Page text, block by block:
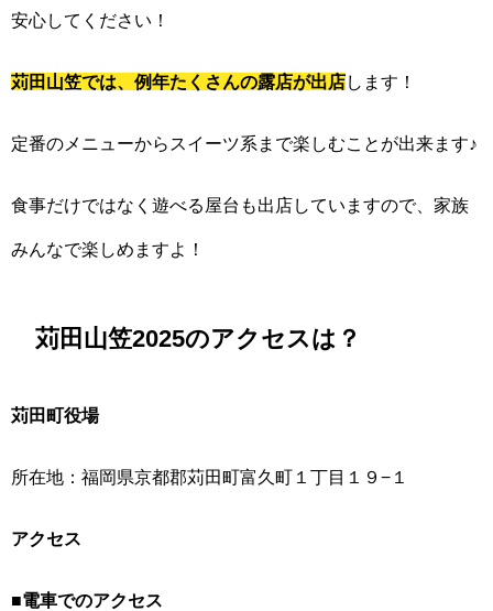
安心してください！
苅田山笠では、例年たくさんの露店が出店します！
定番のメニューからスイーツ系まで楽しむことが出来ます♪
食事だけではなく遊べる屋台も出店していますので、家族
みんなで楽しめますよ！
苅田山笠2025のアクセスは？
苅田町役場
所在地：福岡県京都郡苅田町富久町１丁目１９−１
アクセス
■電車でのアクセス